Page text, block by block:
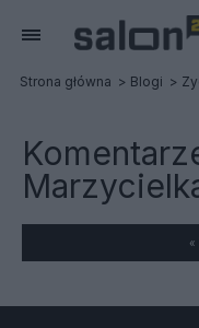
Strona główna Blogi
«